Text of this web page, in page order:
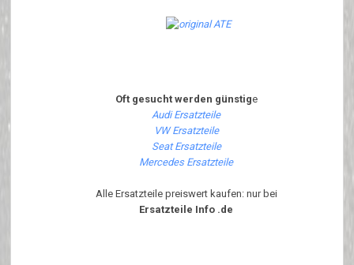
Oft gesucht werden günstige
Audi Ersatzteile
VW Ersatzteile
Seat Ersatzteile
Mercedes Ersatzteile
Alle Ersatzteile preiswert kaufen: nur bei
Ersatzteile Info .de